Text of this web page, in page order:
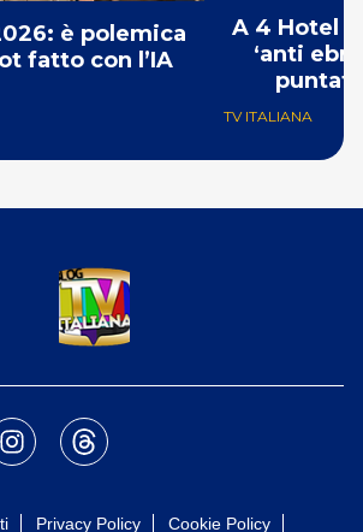
è polemica
fatto con l’IA
A 4 Hotel
‘anti
TV ITALIANA
Privacy Policy Cookie Policy